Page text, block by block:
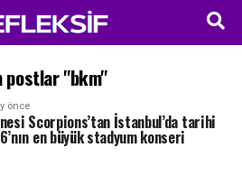
postlar "bkm"
önce
Scorpions’tan İstanbul’da tarihi
en büyük stadyum konseri